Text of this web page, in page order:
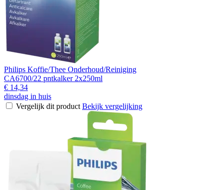
Philips Koffie/Thee Onderhoud/Reiniging
CA6700/22 pntkalker 2x250ml
€ 14,34
dinsdag in huis
Vergelijk dit product Bekijk vergelijking